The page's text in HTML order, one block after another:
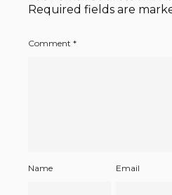
Required fields are
Comment *
Name Email